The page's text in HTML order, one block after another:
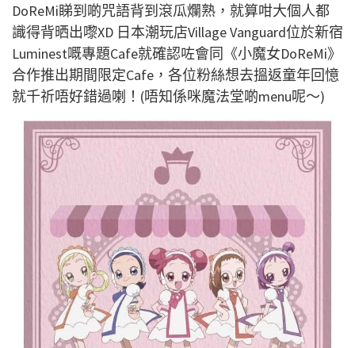
DoReMi睇到啲咒語背到滾瓜爛熟，就算咁大個人都
識得背晒出嚟XD 日本潮玩店Village Vanguard位於新宿
Luminest嘅專題Cafe就確認咗會同《小魔女DoReMi》
合作推出期間限定Cafe，各位粉絲想去搵返童年回憶
就千祈唔好錯過喇！(唔知係咪魔法堂啲menu呢～)